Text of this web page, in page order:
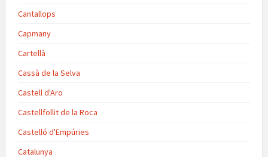
Cantallops
Capmany
Cartellà
Cassà de la Selva
Castell d'Aro
Castellfollit de la Roca
Castelló d'Empúries
Catalunya